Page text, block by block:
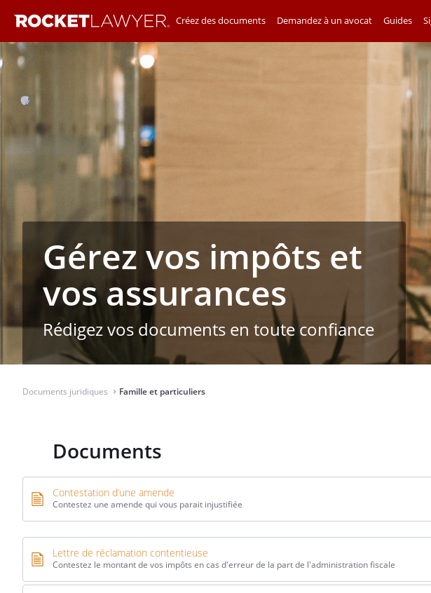
Créez des documents Demandez à un avocat Guides
Gérez vos impôts et
vos assurances
Rédigez vos documents en toute confiance
Documents juridiques⌃ Famille et particuliers
Documents
Contestation d’une amende
Contestez une amende qui vous parait injustifiée
Lettre de réclamation contentieuse
Contestez le montant de vos impôts en cas d'erreur de la part de l'administration fiscale